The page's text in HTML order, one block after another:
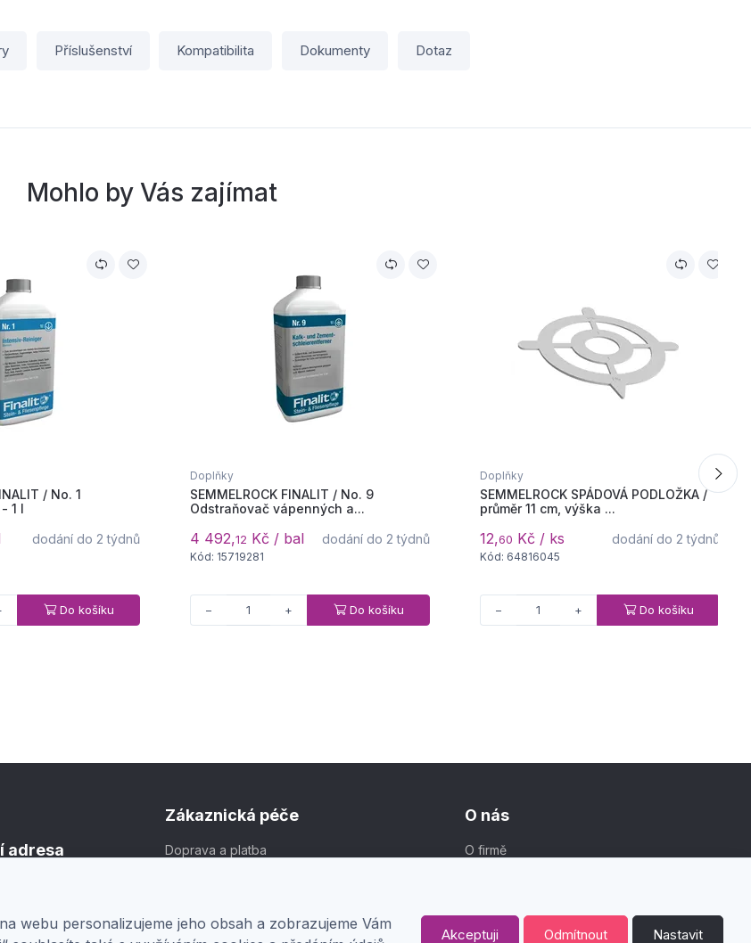
Příslušenství Kompatibilita Dokumenty Dotaz
Mohlo by Vás zajímat
/ No. 1
1 l
dodání do 2 týdnů
Do košíku
Doplňky
SEMMELROCK FINALIT / No. 9
Odstraňovač vápenných a...
4 492,12 Kč / bal dodání do 2 týdnů
Kód: 15719281
− + Do košíku
Doplňky
SEMMELROCK SPÁDOVÁ PODLOŽKA /
průměr 11 cm, výška ...
12,60 Kč / ks dodání do 2 týdnů
Kód: 64816045
− + Do košíku
adresa
Zákaznická péče
Doprava a platba
Nastavení soukromí
O nás
O firmě
webu personalizujeme jeho obsah a zobrazujeme Vám
Akceptuji Odmítnout Nastavit